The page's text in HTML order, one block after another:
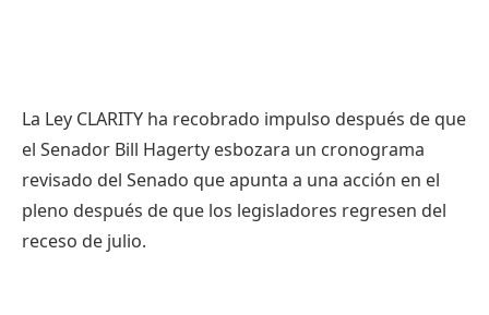
La Ley CLARITY ha recobrado impulso después de que
el Senador Bill Hagerty esbozara un cronograma
revisado del Senado que apunta a una acción en el
pleno después de que los legisladores regresen del
receso de julio.